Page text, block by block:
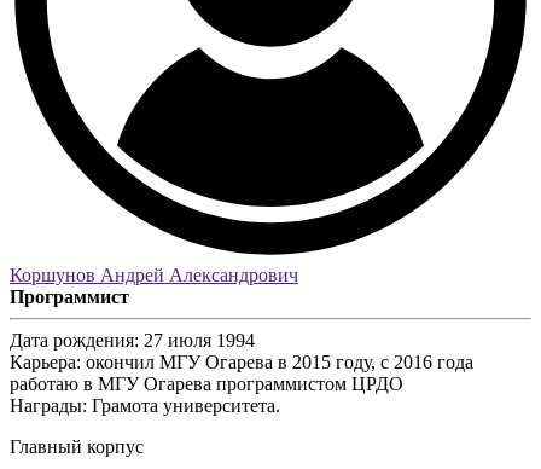
Коршунов Андрей Александрович
Программист
Дата рождения: 27 июля 1994
Карьера: окончил МГУ Огарева в 2015 году, с 2016 года
работаю в МГУ Огарева программистом ЦРДО
Награды: Грамота университета.
Главный корпус